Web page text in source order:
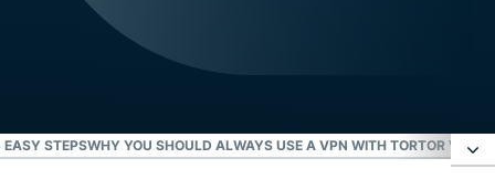
EASY STEPSWHY YOU SHOULD ALWAYS USE A VPN WITH TORTOR VS.